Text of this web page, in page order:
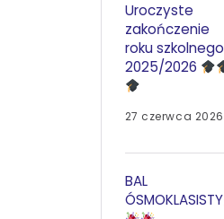
Uroczyste
zakończenie
roku szkolnego
2025/2026
27 czerwca 2026
BAL
ÓSMOKLASISTY